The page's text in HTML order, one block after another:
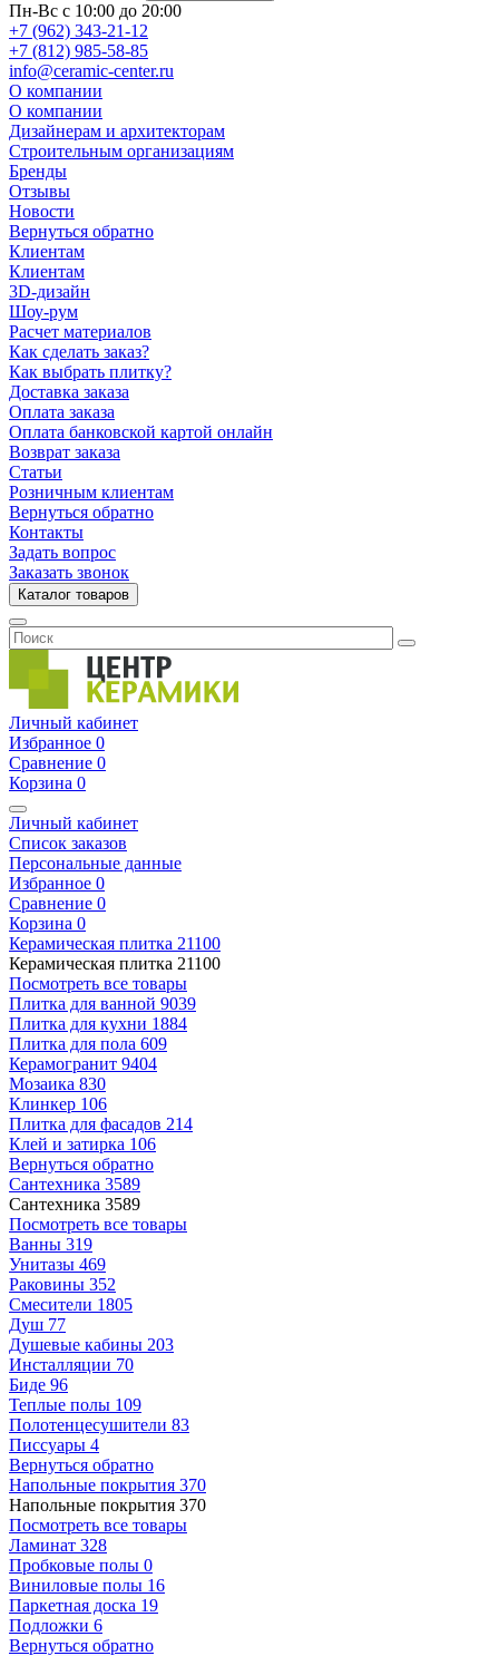
Пн-Вс с 10:00 до 20:00
+7 (962) 343-21-12
+7 (812) 985-58-85
info@ceramic-center.ru
О компании
О компании
Дизайнерам и архитекторам
Строительным организациям
Бренды
Отзывы
Новости
Вернуться обратно
Клиентам
Клиентам
3D-дизайн
Шоу-рум
Расчет материалов
Как сделать заказ?
Как выбрать плитку?
Доставка заказа
Оплата заказа
Оплата банковской картой онлайн
Возврат заказа
Статьи
Розничным клиентам
Вернуться обратно
Контакты
Задать вопрос
Заказать звонок
Каталог товаров
Личный кабинет
Избранное 0
Сравнение 0
Корзина 0
Личный кабинет
Список заказов
Персональные данные
Избранное 0
Сравнение 0
Корзина 0
Керамическая плитка 21100
Керамическая плитка 21100
Посмотреть все товары
Плитка для ванной 9039
Плитка для кухни 1884
Плитка для пола 609
Керамогранит 9404
Мозаика 830
Клинкер 106
Плитка для фасадов 214
Клей и затирка 106
Вернуться обратно
Сантехника 3589
Сантехника 3589
Посмотреть все товары
Ванны 319
Унитазы 469
Раковины 352
Смесители 1805
Душ 77
Душевые кабины 203
Инсталляции 70
Биде 96
Теплые полы 109
Полотенцесушители 83
Писсуары 4
Вернуться обратно
Напольные покрытия 370
Напольные покрытия 370
Посмотреть все товары
Ламинат 328
Пробковые полы 0
Виниловые полы 16
Паркетная доска 19
Подложки 6
Вернуться обратно